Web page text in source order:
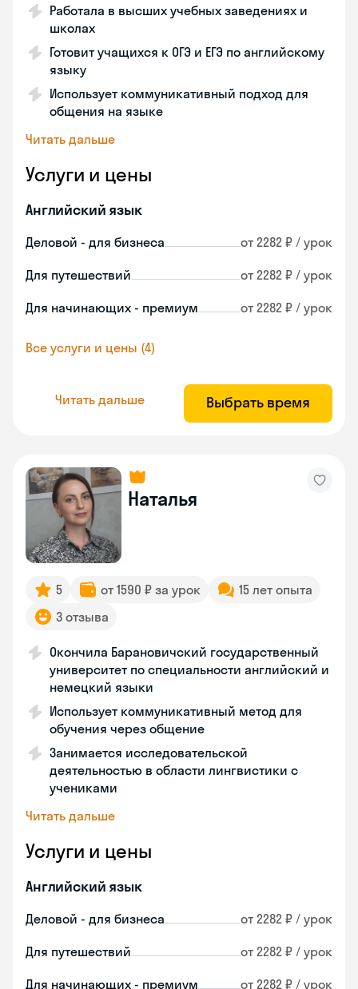
Работала в высших учебных заведениях и
школах
Готовит учащихся к ОГЭ и ЕГЭ по английскому
языку
Использует коммуникативный подход для
общения на языке
Читать дальше
Услуги и цены
Английский язык
Деловой - для бизнеса от 2282 ₽ / урок
Для путешествий от 2282 ₽ / урок
Для начинающих - премиум от 2282 ₽ / урок
Все услуги и цены (4)
Читать дальше Выбрать время
Наталья
5 от 1590 ₽ за урок
15 лет опыта
3 отзыва
Окончила Барановичский государственный
университет по специальности английский и
немецкий языки
Использует коммуникативный метод для
обучения через общение
Занимается исследовательской
деятельностью в области лингвистики с
учениками
Читать дальше
Услуги и цены
Английский язык
Деловой - для бизнеса от 2282 ₽ / урок
Для путешествий от 2282 ₽ / урок
Для начинающих - премиум от 2282 ₽ / урок